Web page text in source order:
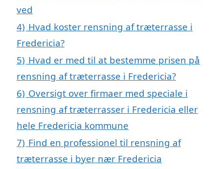
ved
4) Hvad koster rensning af træterrasse i
Fredericia?
5) Hvad er med til at bestemme prisen på
rensning af træterrasse i Fredericia?
6) Oversigt over firmaer med speciale i
rensning af træterrasser i Fredericia eller
hele Fredericia kommune
7) Find en professionel til rensning af
træterrasse i byer nær Fredericia